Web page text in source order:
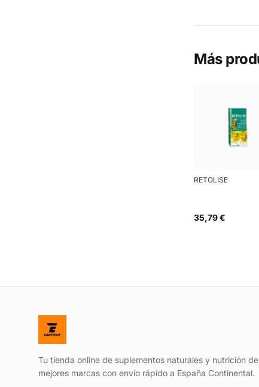
Más
RETOLISE
35,79 €
Tu tienda online de suplementos naturales y nutrición
mejores marcas con envío rápido a España Continental.